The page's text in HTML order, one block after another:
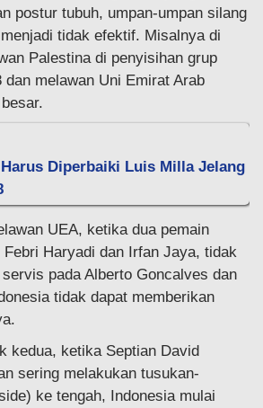
postur tubuh, umpan-umpan silang
tidak efektif. Misalnya di
Palestina di penyisihan grup
dan melawan Uni Emirat Arab
Diperbaiki Luis Milla Jelang
UEA, ketika dua pemain
Haryadi dan Irfan Jaya, tidak
pada Alberto Goncalves dan
tidak dapat memberikan
kedua, ketika Septian David
sering melakukan tusukan-
ke tengah, Indonesia mulai